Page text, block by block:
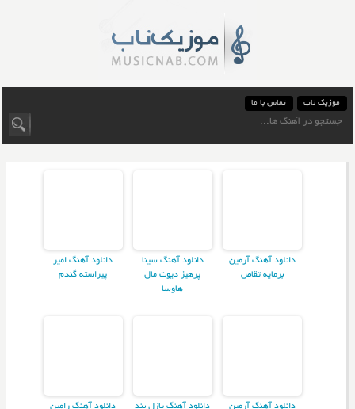
موزیک ناب تماس با ما
دانلود آهنگ آرمین
برمایه تقاص
دانلود آهنگ سینا
پرهیز دیوت مال
هاوسا
دانلود آهنگ امیر
پیراسته گندم
دانلود آهنگ آرمین
دانلود آهنگ پازل بند
دانلود آهنگ رامین